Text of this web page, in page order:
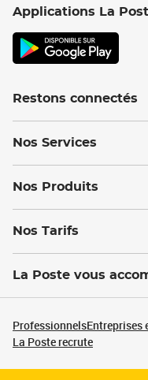
Applications La
Restons connectés
Nos Services
Nos Produits
Nos Tarifs
La Poste vous
ProfessionnelsEntreprises
La Poste recrute